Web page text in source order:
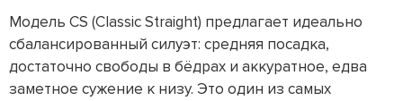
Модель CS (Classic Straight) предлагает идеально
сбалансированный силуэт: средняя посадка,
достаточно свободы в бёдрах и аккуратное, едва
заметное сужение к низу. Это один из самых